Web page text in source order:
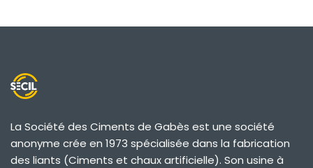
La Société des Ciments de Gabès est une société
anonyme crée en 1973 spécialisée dans la fabrication
des liants (Ciments et chaux artificielle). Son usine à